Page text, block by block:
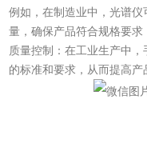
例如，在制造业中，光谱
量，确保产品符合规格要求
质量控制：在工业生产中
的标准和要求，从而提高产